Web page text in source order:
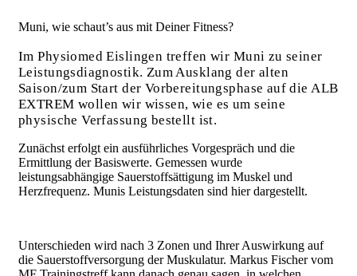
Muni, wie schaut’s aus mit Deiner Fitness?
Im Physiomed Eislingen treffen wir Muni zu seiner
Leistungsdiagnostik. Zum Ausklang der alten
Saison/zum Start der Vorbereitungsphase auf die ALB
EXTREM wollen wir wissen, wie es um seine
physische Verfassung bestellt ist.
Zunächst erfolgt ein ausführliches Vorgespräch und die
Ermittlung der Basiswerte. Gemessen wurde
leistungsabhängige Sauerstoffsättigung im Muskel und
Herzfrequenz. Munis Leistungsdaten sind hier dargestellt.
Unterschieden wird nach 3 Zonen und Ihrer Auswirkung auf
die Sauerstoffversorgung der Muskulatur. Markus Fischer vom